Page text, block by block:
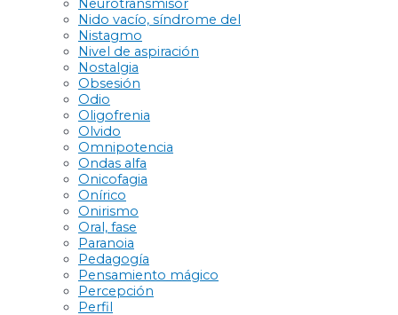
Neurotransmisor
Nido vacío, síndrome del
Nistagmo
Nivel de aspiración
Nostalgia
Obsesión
Odio
Oligofrenia
Olvido
Omnipotencia
Ondas alfa
Onicofagia
Onírico
Onirismo
Oral, fase
Paranoia
Pedagogía
Pensamiento mágico
Percepción
Perfil